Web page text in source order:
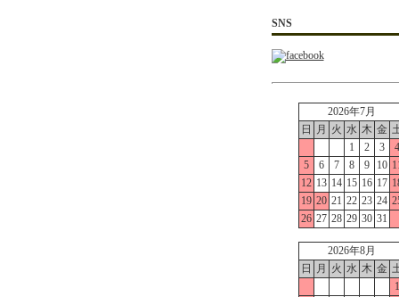
SNS
2026年7月
日
月 火 水 木 金
1
2 3
4
5
6 7 8 9 10
12 13 14 15 16 17
19 20 21 22 23 24
26 27 28 29 30 31
2026年8月
日
月 火 水 木 金
1